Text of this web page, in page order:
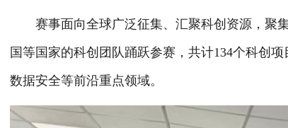
赛事面向全球广泛征集、汇聚科创资源，聚
国等国家的科创团队踊跃参赛，共计134个科创
数据安全等前沿重点领域。